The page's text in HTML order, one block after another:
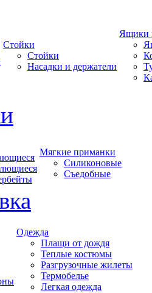
Стойки
Стойки
Насадки и держатели
Ящики
Мягкие приманки
Силиконовые
Съедобные
Одежда
Плащи от дождя
Теплые костюмы
Разгрузочные жилеты
Термобелье
Легкая одежда